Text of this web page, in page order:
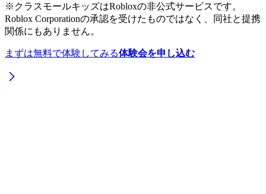
※ クラスモールキッズはRobloxの非公式サービスです。
Roblox Corporationの承認を受けたものではなく、同社と提携
関係にもありません。
まずは無料で体験してみる体験会を申し込む